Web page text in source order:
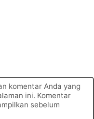
komentar Anda yang
ini. Komentar
sebelum